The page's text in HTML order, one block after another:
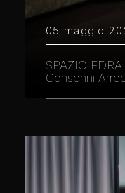
05 maggio
SPAZIO
Consonni